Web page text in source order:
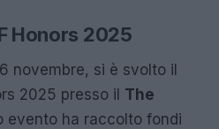
Honors 2025
novembre, si è svolto il
2025 presso il The
evento ha raccolto fondi